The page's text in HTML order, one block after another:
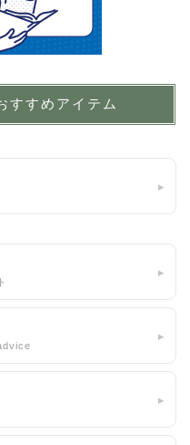
すすめアイテム
▸
▸
▸
▸